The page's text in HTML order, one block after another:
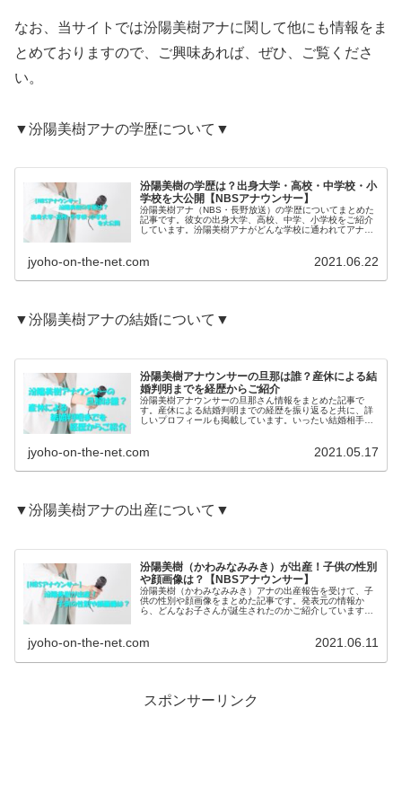
なお、当サイトでは汾陽美樹アナに関して他にも情報をま
とめておりますので、ご興味あれば、ぜひ、ご覧くださ
い。
▼汾陽美樹アナの学歴について▼
汾陽美樹の学歴は？出身大学・高校・中学校・小
学校を大公開【NBSアナウンサー】
汾陽美樹アナ（NBS・長野放送）の学歴についてまとめた
記事です。彼女の出身大学、高校、中学、小学校をご紹介
しています。汾陽美樹アナがどんな学校に通われてアナウ
jyoho-on-the-net.com 2021.06.22
▼汾陽美樹アナの結婚について▼
汾陽美樹アナウンサーの旦那は誰？産休による結
婚判明までを経歴からご紹介
汾陽美樹アナウンサーの旦那さん情報をまとめた記事で
す。産休による結婚判明までの経歴を振り返ると共に、詳
しいプロフィールも掲載しています。いったい結婚相手は
jyoho-on-the-net.com 2021.05.17
▼汾陽美樹アナの出産について▼
汾陽美樹（かわみなみみき）が出産！子供の性別
や顔画像は？【NBSアナウンサー】
汾陽美樹（かわみなみみき）アナの出産報告を受けて、子
供の性別や顔画像をまとめた記事です。発表元の情報か
ら、どんなお子さんが誕生されたのかご紹介しています。
jyoho-on-the-net.com 2021.06.11
スポンサーリンク